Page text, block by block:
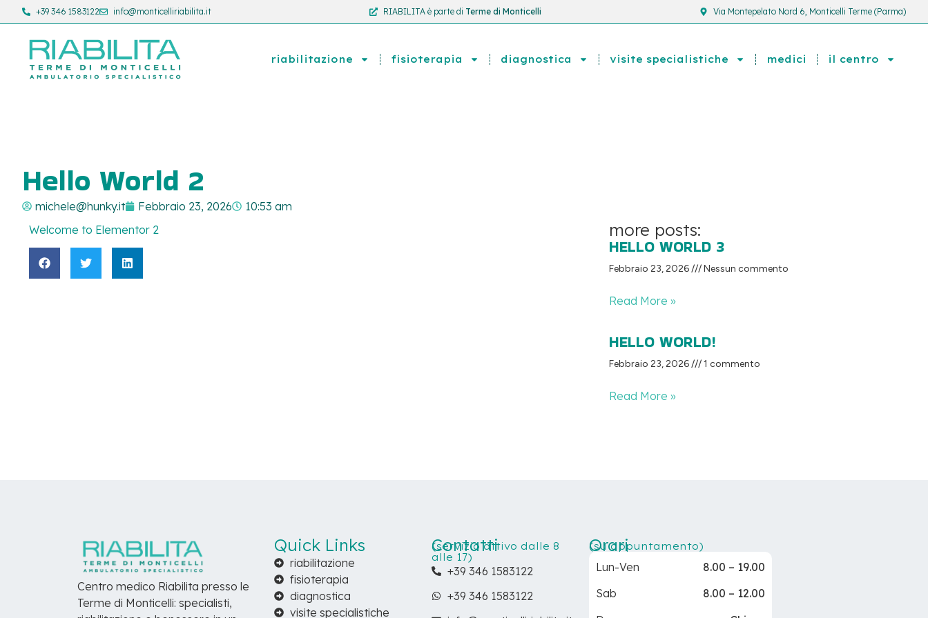
+39 346 1583122 info@monticelliriabilita.it RIABILITA è parte di Terme di Monticelli Via Montepelato Nord 6, Monticelli Terme (Parma)
riabilitazione fisioterapia diagnostica visite specialistiche medici il centro
Hello World 2
michele@hunky.it Febbraio 23, 2026
10:53 am
Welcome to Elementor 2
more posts:
HELLO WORLD 3
Febbraio 23, 2026 Nessun commento
Read More »
HELLO WORLD!
Febbraio 23, 2026 1 commento
Read More »
Centro medico Riabilita presso le
Terme di Monticelli: specialisti,
Quick Links
riabilitazione
fisioterapia
diagnostica
visite specialistiche
Contatti
(servizio attivo dalle 8
alle 17)
+39 346 1583122
+39 346 1583122
Orari
(su appuntamento)
Lun-Ven
Sab
8.00 – 19.00
8.00 – 12.00